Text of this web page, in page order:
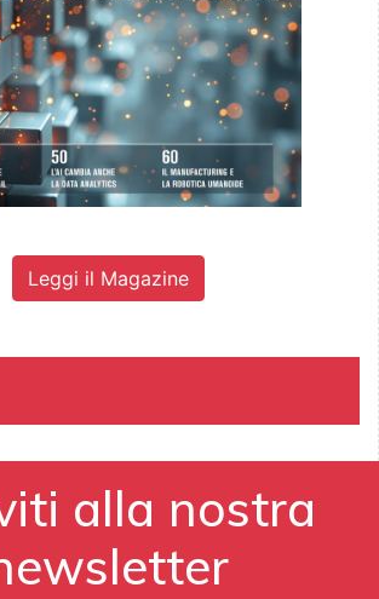
Leggi il Magazine
alla nostra